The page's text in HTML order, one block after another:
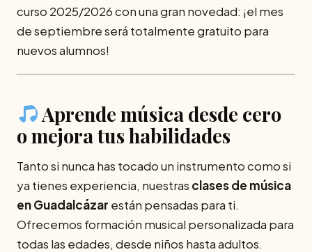
curso 2025/2026 con una gran novedad: ¡el mes
de septiembre será totalmente gratuito para
nuevos alumnos!
Aprende música desde cero
o mejora tus habilidades
Tanto si nunca has tocado un instrumento como si
ya tienes experiencia, nuestras clases de música
en Guadalcázar están pensadas para ti.
Ofrecemos formación musical personalizada para
todas las edades, desde niños hasta adultos.